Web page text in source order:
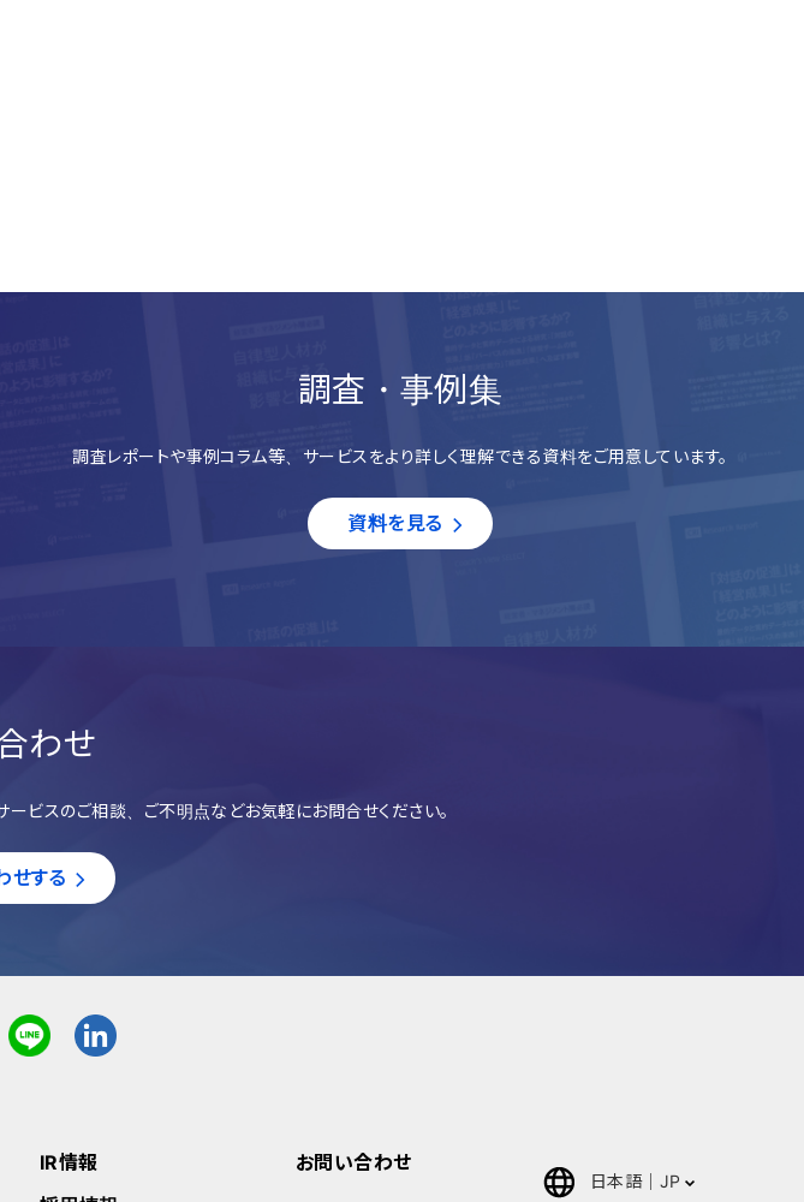
調査・事例集
調査レポートや事例コラム等、サービスをより詳しく理解できる資料をご用意しています。
資料を見る
わせ
ービスのご相談、ご不明点などお気軽にお問合せください。
せする
IR情報
お問い合わせ
日本語 JP